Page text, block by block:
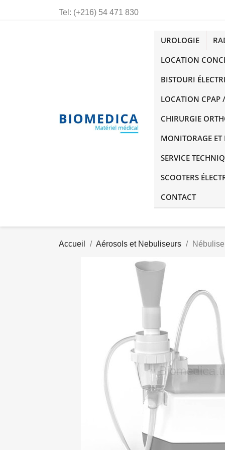
Tel: (+216) 54 471 830
UROLOGIE
LOCATION
BISTOURI
LOCATION CPAP
CHIRURGIE
MONITORAGE ET
SERVICE
SCOOTERS
CONTACT
Accueil Aérosols et Nebuliseurs